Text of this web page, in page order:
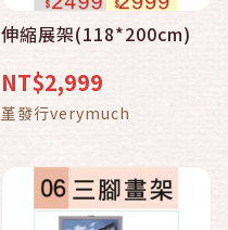
伸縮展架(118*200cm)
NT$2,999
堇發行verymuch